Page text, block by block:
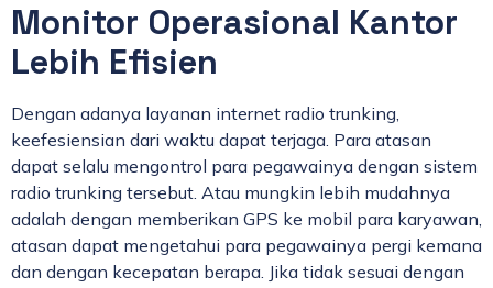
Monitor Operasional Kantor
Lebih Efisien
Dengan adanya layanan internet radio trunking,
keefesiensian dari waktu dapat terjaga. Para atasan
dapat selalu mengontrol para pegawainya dengan sistem
radio trunking tersebut. Atau mungkin lebih mudahnya
adalah dengan memberikan GPS ke mobil para karyawan,
atasan dapat mengetahui para pegawainya pergi kemana
dan dengan kecepatan berapa. Jika tidak sesuai dengan